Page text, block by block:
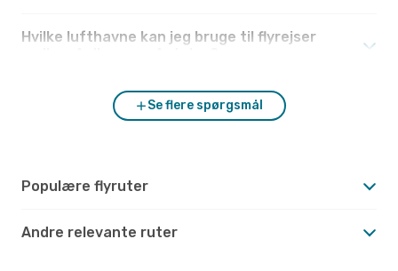
Hvilke lufthavne kan jeg bruge til flyrejser
Se flere spørgsmål
Populære flyruter
Andre relevante ruter